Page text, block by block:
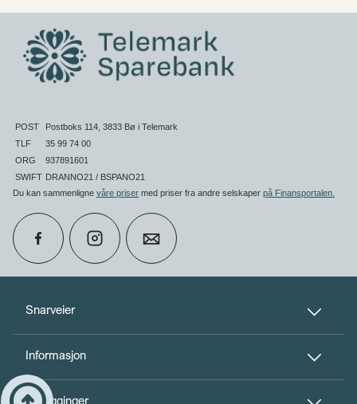
Snarveier
Informasjon
Innlogginger
POST
Postboks 114, 3833 Bø i Telemark
TLF
35 99 74 00
ORG
937891601
SWIFT DRANNO21 / BSPANO21
Du kan sammenligne våre priser med priser fra andre selskaper på Finansportalen